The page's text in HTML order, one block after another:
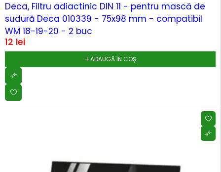
Deca, Filtru adiactinic DIN 11 - pentru mască de
sudură Deca 010339 - 75x98 mm - compatibil
WM 18-19-20 - 2 buc
12 lei
ADAUGĂ ÎN COȘ